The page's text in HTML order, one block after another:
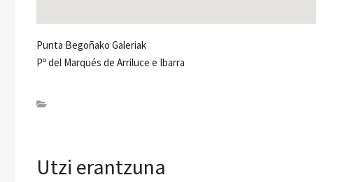
Punta Begoñako Galeriak
Pº del Marqués de Arriluce e Ibarra
Utzi erantzuna